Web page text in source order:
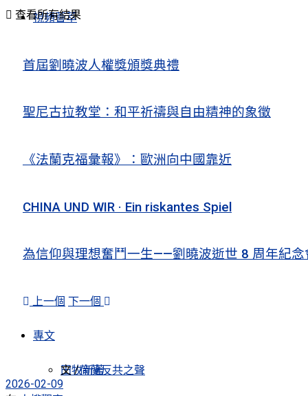
視頻薈萃
首屆劉曉波人權獎頒獎典禮
聖尼古拉教堂：和平祈禱與自由精神的象徵
《法蘭克福彙報》：歐洲向中國靠近
CHINA UND WIR · Ein riskantes Spiel
為信仰與理想奮鬥一生——劉曉波逝世 8 周年紀念
上一個 下一個
專文
田牧新著
查看所有結果
文 /荷蘭反共之聲
2026-02-09